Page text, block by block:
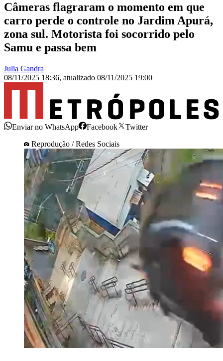
Câmeras flagraram o momento em que
carro perde o controle no Jardim Apurá,
zona sul. Motorista foi socorrido pelo
Samu e passa bem
Julia Gandra
08/11/2025 18:36, atualizado 08/11/2025 19:00
Enviar no WhatsApp Facebook
Twitter
Reprodução / Redes Sociais